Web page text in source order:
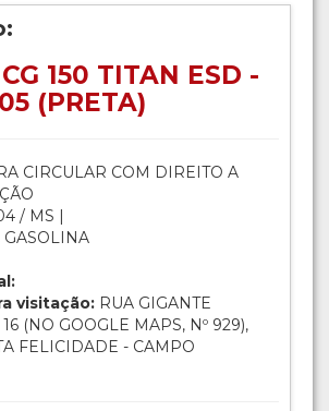
150 TITAN ESD -
(PRETA)
CIRCULAR COM DIREITO A
/ MS |
GASOLINA
visitação: RUA GIGANTE
(NO GOOGLE MAPS, Nº 929),
FELICIDADE - CAMPO